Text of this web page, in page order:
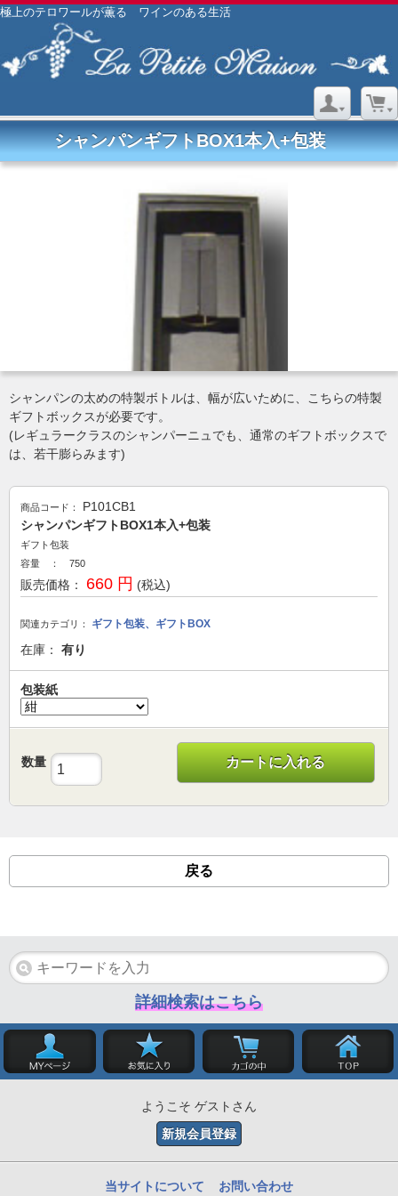
極上のテロワールが薫る ワインのある生活
シャンパンギフトBOX1本入+包装
シャンパンの太めの特製ボトルは、幅が広いために、こちらの特製
ギフトボックスが必要です。
(レギュラークラスのシャンパーニュでも、通常のギフトボックスで
は、若干膨らみます)
商品コード：
P101CB1
シャンパンギフトBOX1本入+包装
ギフト包装
容量 ： 750
販売価格： 660 円 (税込)
関連カテゴリ： ギフト包装、ギフトBOX
在庫： 有り
包装紙
数量 カートに入れる
戻る
詳細検索はこちら
ようこそ ゲストさん
新規会員登録
当サイトについて お問い合わせ